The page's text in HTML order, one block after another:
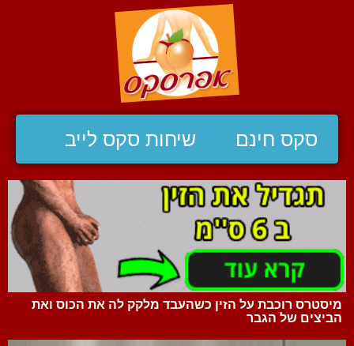
סקס חינם שיחות סקס לייב
מיסטרס רוכבת על הזין כשהעבד מלקק לה את הכוס ואת
הביצים של הגבר